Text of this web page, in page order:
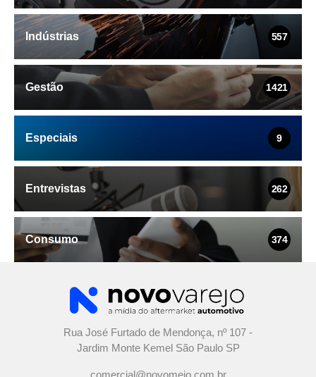
Indústrias 557
Gestão 1421
Especiais 9
Entrevistas 262
Consumo 374
Rua José Furtado de Mendonça, nº 107 -
Jardim Monte Kemel São Paulo SP